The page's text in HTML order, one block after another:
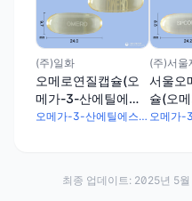
(주)일화
오메로연질캡슐(오
메가-3-산에틸에스
테르90)
오메가-3-산에틸에스테르90
(주)서울
서울오
슐(오
에스테
최종 업데이트: 2025년 5월